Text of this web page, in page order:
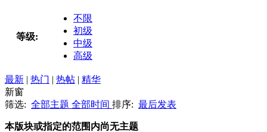
等级:
不限
初级
中级
高级
最新 | 热门 | 热帖 | 精华
新窗
筛选: 全部主题 全部时间 排序: 最后发表
本版块或指定的范围内尚无主题